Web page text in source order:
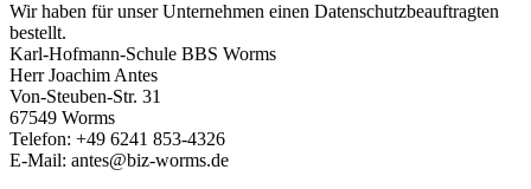
Wir haben für unser Unternehmen einen Datenschutzbeauftragten
bestellt.
Karl-Hofmann-Schule BBS Worms
Herr Joachim Antes
Von-Steuben-Str. 31
67549 Worms
Telefon: +49 6241 853-4326
E-Mail: antes@biz-worms.de